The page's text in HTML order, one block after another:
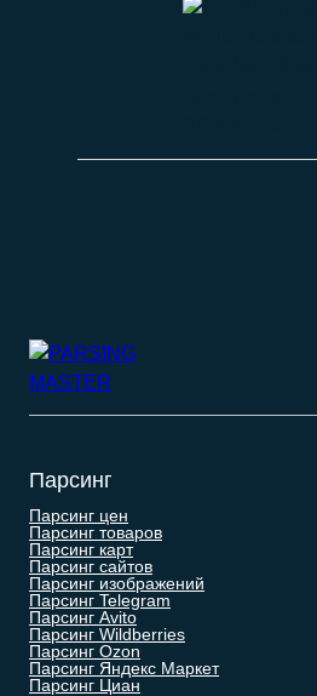
Парсинг
Парсинг цен
Парсинг товаров
Парсинг карт
Парсинг сайтов
Парсинг изображений
Парсинг Telegram
Парсинг Avito
Парсинг Wildberries
Парсинг Ozon
Парсинг Яндекс Маркет
Парсинг Циан